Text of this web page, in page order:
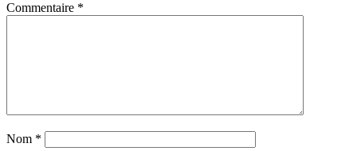
Commentaire *
Nom *